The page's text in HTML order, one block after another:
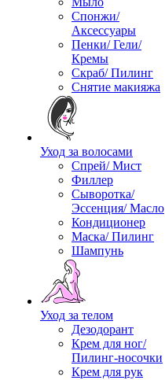
Спонжи/
Аксессуары
Пенки/ Гели/
Кремы
Скраб/ Пилинг
Снятие макияжа
Уход за волосами
Спрей/ Мист
Филлер
Сыворотка/
Эссенция/ Масло
Кондиционер
Маска/ Пилинг
Шампунь
Уход за телом
Дезодорант
Крем для ног/
Пилинг-носочки
Крем для рук